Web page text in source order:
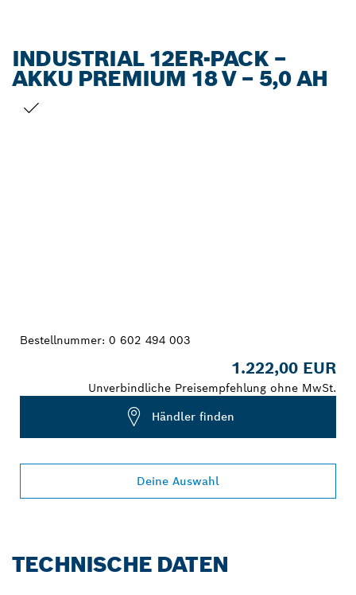
INDUSTRIAL 12ER-PACK –
AKKU PREMIUM 18 V – 5,0 AH
Bestellnummer: 0 602 494 003
1.222,00 EUR
Unverbindliche Preisempfehlung ohne MwSt.
Händler finden
Deine Auswahl
TECHNISCHE DATEN